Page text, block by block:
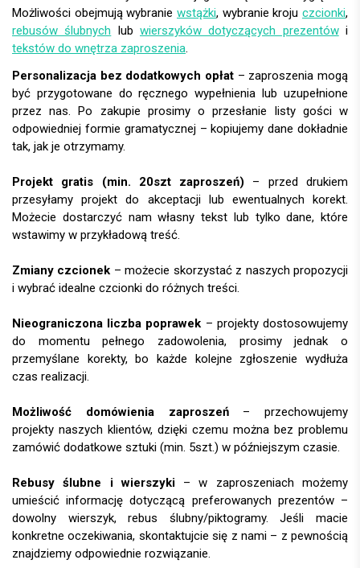
Możliwości obejmują wybranie wstążki, wybranie kroju czcionki,
rebusów ślubnych lubwierszyków dotyczących prezentówi
tekstów do wnętrza zaproszenia.
Personalizacja bez dodatkowych opłat – zaproszenia mogą
być przygotowane do ręcznego wypełnienia lub uzupełnione
przez nas. Po zakupie prosimy o przesłanie listy gości w
odpowiedniej formie gramatycznej – kopiujemy dane dokładnie
tak, jak je otrzymamy.
Projekt gratis (min. 20szt zaproszeń) – przed drukiem
przesyłamy projekt do akceptacji lub ewentualnych korekt.
Możecie dostarczyć nam własny tekst lub tylko dane, które
wstawimy w przykładową treść.
Zmiany czcionek – możecie skorzystać z naszych propozycji
i wybrać idealne czcionki do różnych treści.
Nieograniczona liczba poprawek – projekty dostosowujemy
do momentu pełnego zadowolenia, prosimy jednak o
przemyślane korekty, bo każde kolejne zgłoszenie wydłuża
czas realizacji.
Możliwość domówienia zaproszeń– przechowujemy
projekty naszych klientów, dzięki czemu można bez problemu
zamówić dodatkowe sztuki (min. 5szt.) w późniejszym czasie.
Rebusy ślubne i wierszyki– w zaproszeniach możemy
umieścić informację dotyczącą preferowanych prezentów –
dowolny wierszyk, rebus ślubny/piktogramy. Jeśli macie
konkretne oczekiwania, skontaktujcie się z nami – z pewnością
znajdziemy odpowiednie rozwiązanie.